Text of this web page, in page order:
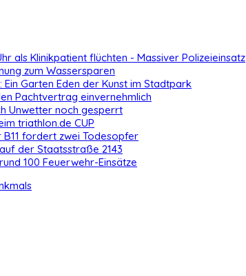
als Klinikpatient flüchten - Massiver Polizeieinsatz
zum Wassersparen
Garten Eden der Kunst im Stadtpark
Pachtvertrag einvernehmlich
Unwetter noch gesperrt
triathlon.de CUP
fordert zwei Todesopfer
der Staatsstraße 2143
100 Feuerwehr-Einsätze